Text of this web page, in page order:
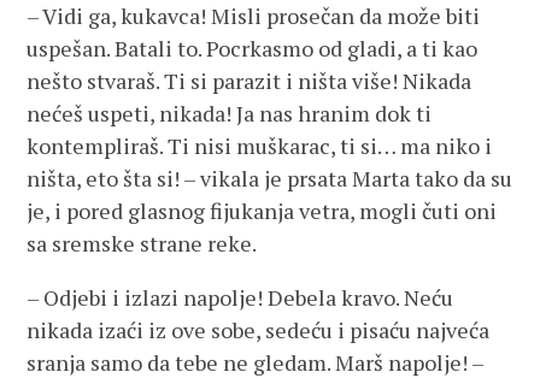
– Vidi ga, kukavca! Misli prosečan da može biti
uspešan. Batali to. Pocrkasmo od gladi, a ti kao
nešto stvaraš. Ti si parazit i ništa više! Nikada
nećeš uspeti, nikada! Ja nas hranim dok ti
kontempliraš. Ti nisi muškarac, ti si… ma niko i
ništa, eto šta si! – vikala je prsata Marta tako da su
je, i pored glasnog fijukanja vetra, mogli čuti oni
sa sremske strane reke.
– Odjebi i izlazi napolje! Debela kravo. Neću
nikada izaći iz ove sobe, sedeću i pisaću najveća
sranja samo da tebe ne gledam. Marš napolje! –